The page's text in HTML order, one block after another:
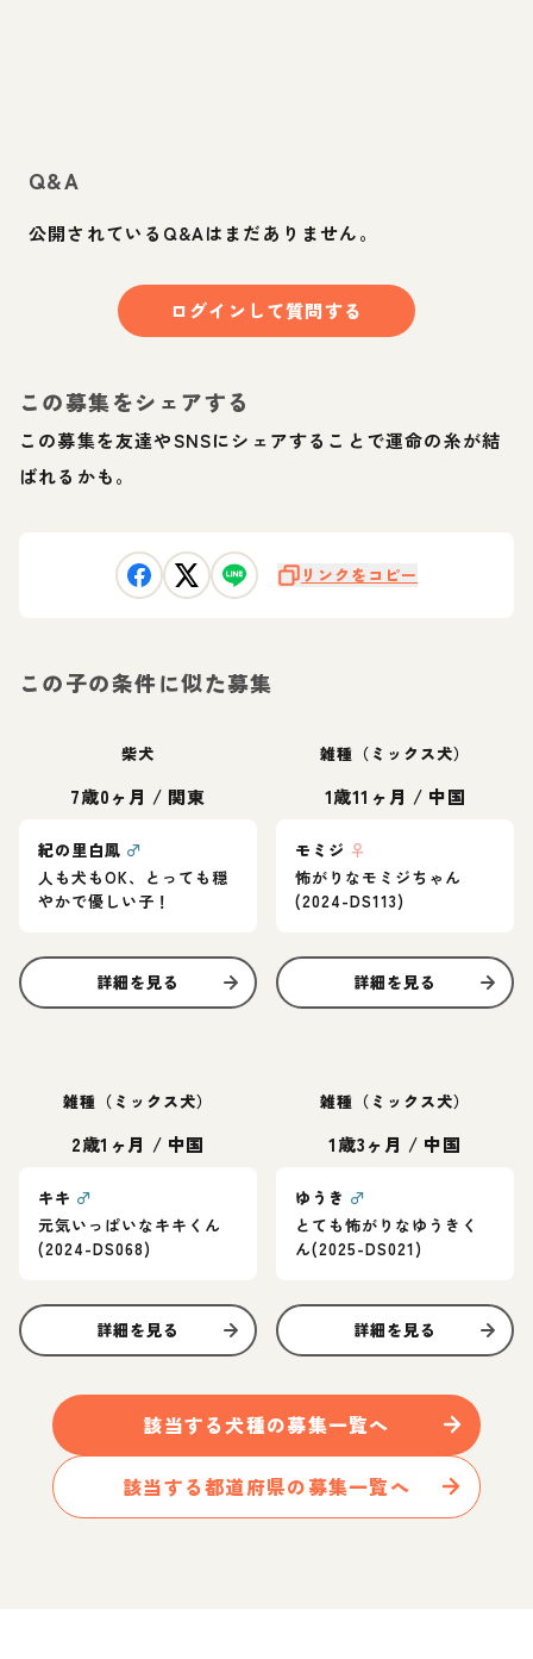
Q&A
公開されているQ&Aはまだありません。
ログインして質問する
この募集をシェアする
この募集を友達やSNSにシェアすることで運命の糸が結
ばれるかも。
リンクをコピー
この子の条件に似た募集
柴犬
7歳0ヶ月 / 関東
紀の里白鳳 ♂
人も犬もOK、とっても穏
やかで優しい子！
詳細を見る
雑種（ミックス犬）
1歳11ヶ月 / 中国
モミジ ♀
怖がりなモミジちゃん
(2024-DS113)
詳細を見る
雑種（ミックス犬）
2歳1ヶ月 / 中国
キキ ♂
元気いっぱいなキキくん
(2024-DS068)
詳細を見る
雑種（ミックス犬）
1歳3ヶ月 / 中国
ゆうき ♂
とても怖がりなゆうきく
ん(2025-DS021)
詳細を見る
該当する犬種の募集一覧へ
該当する都道府県の募集一覧へ